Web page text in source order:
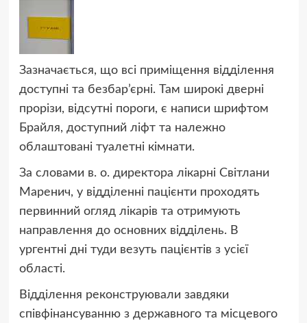
Зазначається, що всі приміщення відділення
доступні та безбар’єрні. Там широкі дверні
прорізи, відсутні пороги, є написи шрифтом
Брайля, доступний ліфт та належно
облаштовані туалетні кімнати.
За словами в. о. директора лікарні Світлани
Маренич, у відділенні пацієнти проходять
первинний огляд лікарів та отримують
направлення до основних відділень. В
ургентні дні туди везуть пацієнтів з усієї
області.
Відділення реконструювали завдяки
співфінансуванню з державного та місцевого